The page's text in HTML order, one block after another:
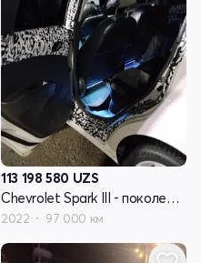
113 198 580 UZS
Chevrolet Spark III - поколение
2022 97 000 км